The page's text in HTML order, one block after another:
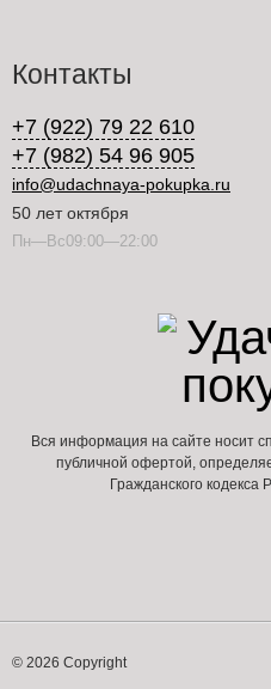
Контакты
+7 (922) 79 22 610
+7 (982) 54 96 905
info@udachnaya-pokupka.ru
50 лет октября
Пн—Вс09:00—22:00
Вся информация на сайте носит
публичной офертой,
Гражданского кодекса
© 2026 Copyright